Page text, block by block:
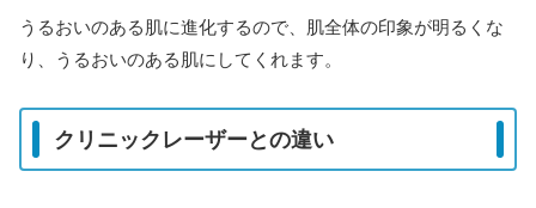
うるおいのある肌に進化するので、肌全体の印象が明るくな
り、うるおいのある肌にしてくれます。
クリニックレーザーとの違い